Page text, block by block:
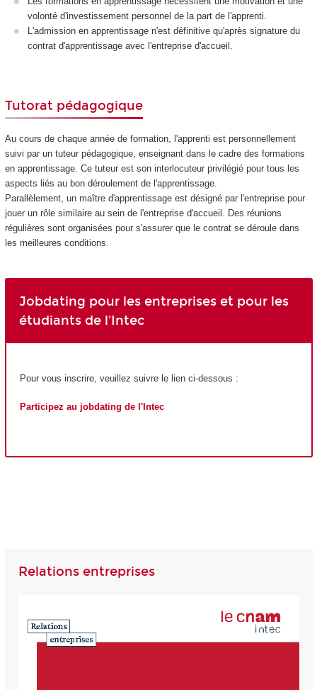
volonté d'investissement personnel de la part de l'apprenti.
L'admission en apprentissage n'est définitive qu'après signature du
contrat d'apprentissage avec l'entreprise d'accueil.
Tutorat pédagogique
Au cours de chaque année de formation, l'apprenti est personnellement
suivi par un tuteur pédagogique, enseignant dans le cadre des formations
en apprentissage. Ce tuteur est son interlocuteur privilégié pour tous les
aspects liés au bon déroulement de l'apprentissage.
Parallèlement, un maître d'apprentissage est désigné par l'entreprise pour
jouer un rôle similaire au sein de l'entreprise d'accueil. Des réunions
régulières sont organisées pour s'assurer que le contrat se déroule dans
les meilleures conditions.
Jobdating pour les entreprises et pour les
étudiants de l'Intec
Pour vous inscrire, veuillez suivre le lien ci-dessous :
Participez au jobdating de l'Intec
Relations entreprises